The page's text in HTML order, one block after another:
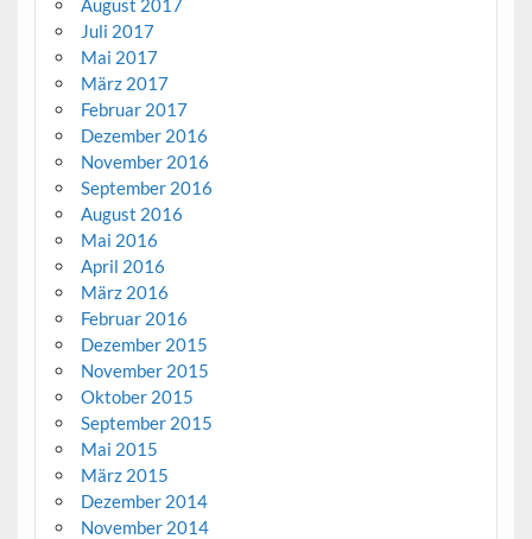
August 2017
Juli 2017
Mai 2017
März 2017
Februar 2017
Dezember 2016
November 2016
September 2016
August 2016
Mai 2016
April 2016
März 2016
Februar 2016
Dezember 2015
November 2015
Oktober 2015
September 2015
Mai 2015
März 2015
Dezember 2014
November 2014